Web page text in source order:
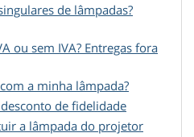
de lâmpadas?
ou sem IVA? Entregas fora
a minha lâmpada?
de fidelidade
a lâmpada do projetor